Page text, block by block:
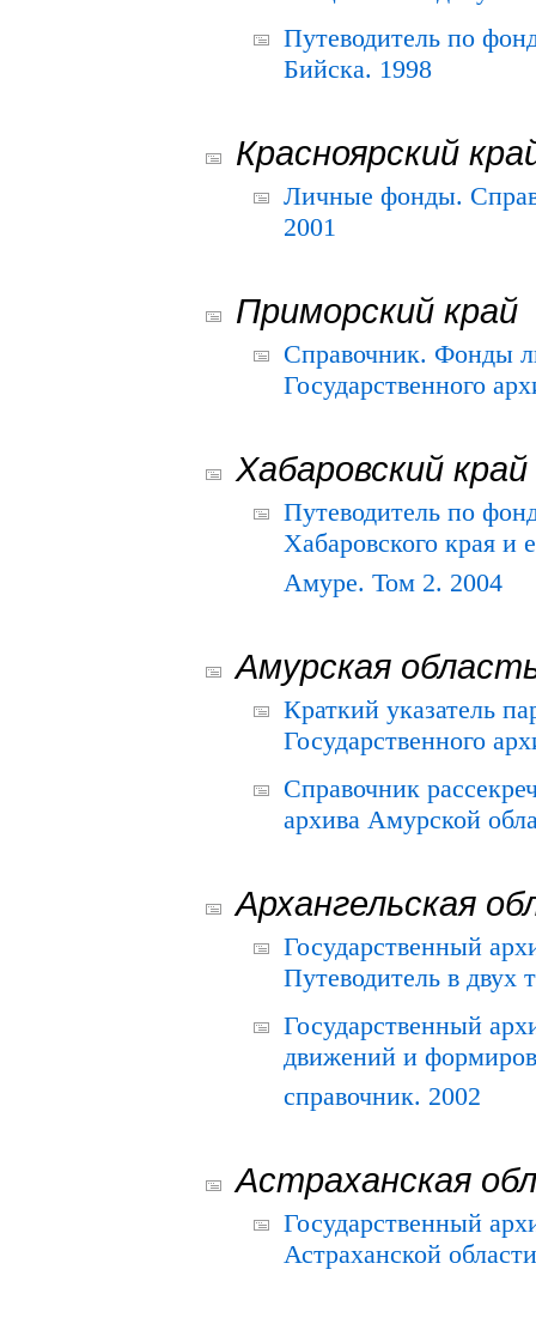
Путеводитель по
Бийска. 1998
Красноярский
Личные фонды.
2001
Приморский край
Справочник. Фонды
Государственного
Хабаровский край
Путеводитель по
Хабаровского края и
Амуре. Том 2. 2004
Амурская
Краткий указатель
Государственного
Справочник
архива Амурской
Архангельская
Государственный
Путеводитель в двух
Государственный
движений и
справочник. 2002
Астраханская
Государственный
Астраханской